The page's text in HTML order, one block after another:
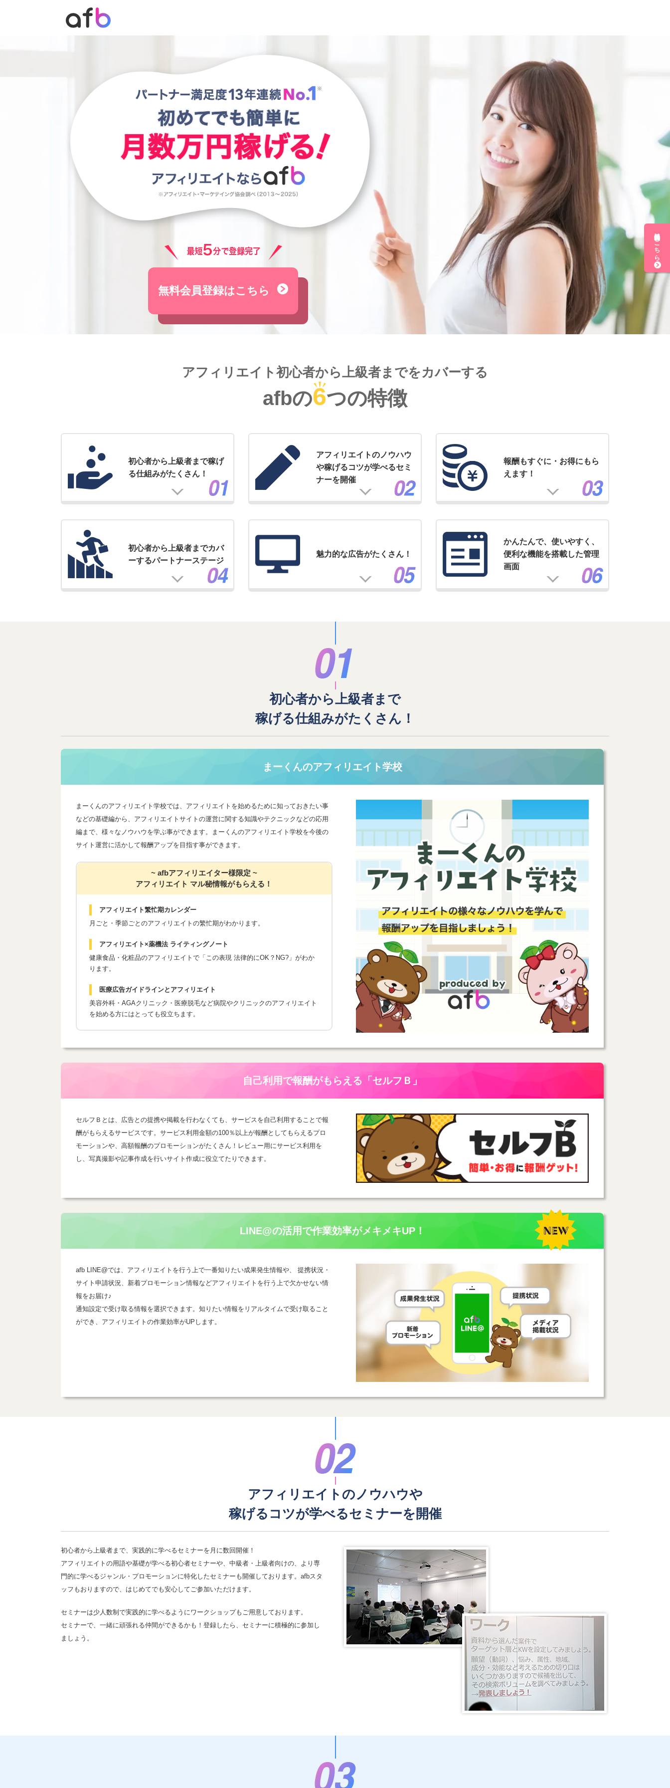
無料会員登録はこちら
無料会員登録はこちら
アフィリエイト初心者から上級者までをカバーする
afbの6つの特徴
初心者から上級者まで稼げ
る仕組みがたくさん！
アフィリエイトのノウハウ
や稼げるコツが学べるセミ
ナーを開催
報酬もすぐに・お得にもら
えます！
初心者から上級者までカバ
ーするパートナーステージ
魅力的な広告がたくさん！
かんたんで、使いやすく、
便利な機能を搭載した管理
画面
初心者から上級者まで
稼げる仕組みがたくさん！
まーくんのアフィリエイト学校
まーくんのアフィリエイト学校では、アフィリエイトを始めるために知っておきたい事
などの基礎編から、アフィリエイトサイトの運営に関する知識やテクニックなどの応用
編まで、様々なノウハウを学ぶ事ができます。まーくんのアフィリエイト学校を今後の
サイト運営に活かして報酬アップを目指す事ができます。
~ afbアフィリエイター様限定 ~
アフィリエイト マル秘情報がもらえる！
アフィリエイト繁忙期カレンダー
月ごと・季節ごとのアフィリエイトの繁忙期がわかります。
アフィリエイト×薬機法 ライティングノート
健康食品・化粧品のアフィリエイトで「この表現 法律的にOK？NG?」がわか
ります。
医療広告ガイドラインとアフィリエイト
美容外科・AGAクリニック・医療脱毛など病院やクリニックのアフィリエイト
を始める方にはとっても役立ちます。
自己利用で報酬がもらえる 「セルフＢ」
セルフＢとは、広告との提携や掲載を行わなくても、サービスを自己利用することで報
酬がもらえるサービスです。サービス利用金額の100％以上が報酬としてもらえるプロ
モーションや、高額報酬のプロモーションがたくさん！レビュー用にサービス利用を
し、写真撮影や記事作成を行いサイト作成に役立てたりできます。
LINE@の活用で作業効率がメキメキUP！
afb LINE@では、アフィリエイトを行う上で一番知りたい成果発生情報や、 提携状況・
サイト申請状況、新着プロモーション情報などアフィリエイトを行う上で欠かせない情
報をお届け♪
通知設定で受け取る情報を選択できます。知りたい情報をリアルタイムで受け取ること
ができ、アフィリエイトの作業効率がUPします。
アフィリエイトのノウハウや
稼げるコツが学べるセミナーを開催
初心者から上級者まで、実践的に学べるセミナーを月に数回開催！
アフィリエイトの用語や基礎が学べる初心者セミナーや、中級者・上級者向けの、より専
門的に学べるジャンル・プロモーションに特化したセミナーも開催しております。afbスタ
ッフもおりますので、はじめてでも安心してご参加いただけます。
セミナーは少人数制で実践的に学べるようにワークショップもご用意しております。
セミナーで、一緒に頑張れる仲間ができるかも！登録したら、セミナーに積極的に参加し
ましょう。